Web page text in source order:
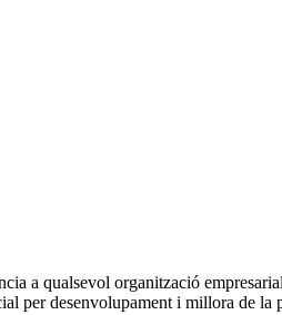
a qualsevol organització
per desenvolupament i millora de